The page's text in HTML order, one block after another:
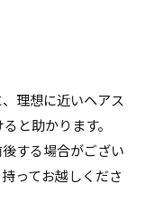
理想に近いヘアス
と助かります。
する場合がござい
ってお越しくださ